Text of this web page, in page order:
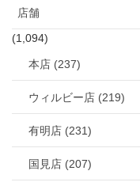
店舗
(1,094)
本店 (237)
ウィルビー店 (219)
有明店 (231)
国見店 (207)